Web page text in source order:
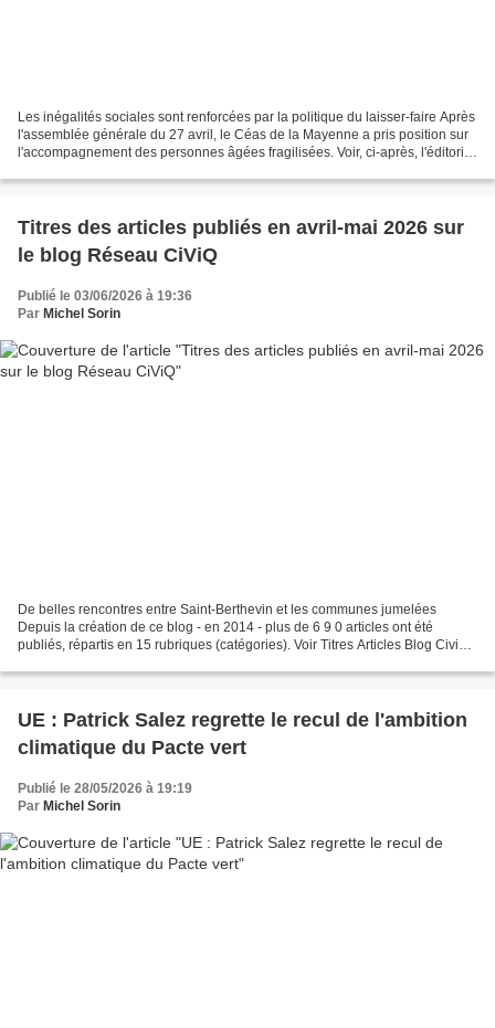
Les inégalités sociales sont renforcées par la politique du laisser-faire Après
l'assemblée générale du 27 avril, le Céas de la Mayenne a pris position sur
l'accompagnement des personnes âgées fragilisées. Voir, ci-après, l'éditorial
Titres des articles publiés en avril-mai 2026 sur
le blog Réseau CiViQ
Publié le 03/06/2026 à 19:36
Par Michel Sorin
De belles rencontres entre Saint-Berthevin et les communes jumelées
Depuis la création de ce blog - en 2014 - plus de 6 9 0 articles ont été
publiés, répartis en 15 rubriques (catégories). Voir Titres Articles Blog Civiq ,
UE : Patrick Salez regrette le recul de l'ambition
climatique du Pacte vert
Publié le 28/05/2026 à 19:19
Par Michel Sorin